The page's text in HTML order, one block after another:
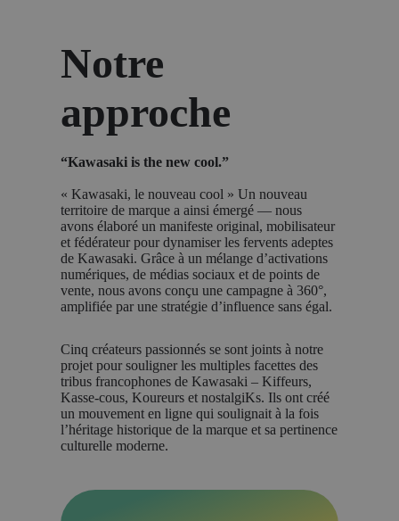
Notre
approche
“Kawasaki is the new cool.”
« Kawasaki, le nouveau cool » Un nouveau
territoire de marque a ainsi émergé — nous
avons élaboré un manifeste original, mobilisateur
et fédérateur pour dynamiser les fervents adeptes
de Kawasaki. Grâce à un mélange d’activations
numériques, de médias sociaux et de points de
vente, nous avons conçu une campagne à 360°,
amplifiée par une stratégie d’influence sans égal.
Cinq créateurs passionnés se sont joints à notre
projet pour souligner les multiples facettes des
tribus francophones de Kawasaki – Kiffeurs,
Kasse-cous, Koureurs et nostalgiKs. Ils ont créé
un mouvement en ligne qui soulignait à la fois
l’héritage historique de la marque et sa pertinence
culturelle moderne.